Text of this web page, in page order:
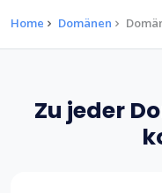
Home Domänen
Zu jeder